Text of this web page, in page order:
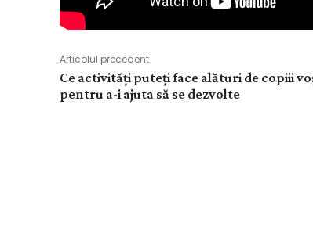
Articolul precedent
Ce activități puteți face alături de copiii
pentru a-i ajuta să se dezvolte